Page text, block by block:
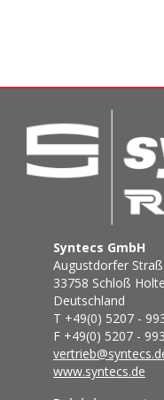
Syntecs GmbH
Augustdorfer
33758 Schloß
Deutschland
T +49(0) 5207 -
F +49(0) 5207 -
www.syntecs.de